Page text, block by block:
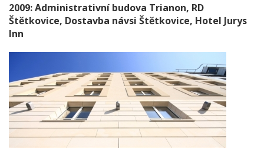
2009: Administrativní budova Trianon, RD
Štětkovice, Dostavba návsi Štětkovice, Hotel Jurys
Inn